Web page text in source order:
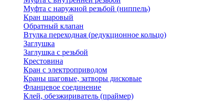
Муфта с наружной резьбой (ниппель)
Кран шаровый
Обратный клапан
Втулка переходная (редукционное кольцо)
Заглушка
Заглушка с резьбой
Крестовина
Кран с электроприводом
Краны шаговые, затворы дисковые
Фланцевое соединение
Клей, обезжириватель (праймер)